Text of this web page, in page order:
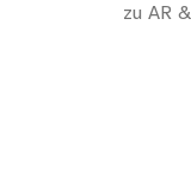
zu AR